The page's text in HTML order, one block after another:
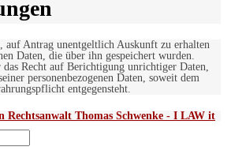
auf Antrag unentgeltlich Auskunft zu erhalten
Daten, die über ihn gespeichert wurden.
Recht auf Berichtigung unrichtiger Daten,
personenbezogenen Daten, soweit dem
entgegensteht.
Rechtsanwalt Thomas Schwenke - I LAW it